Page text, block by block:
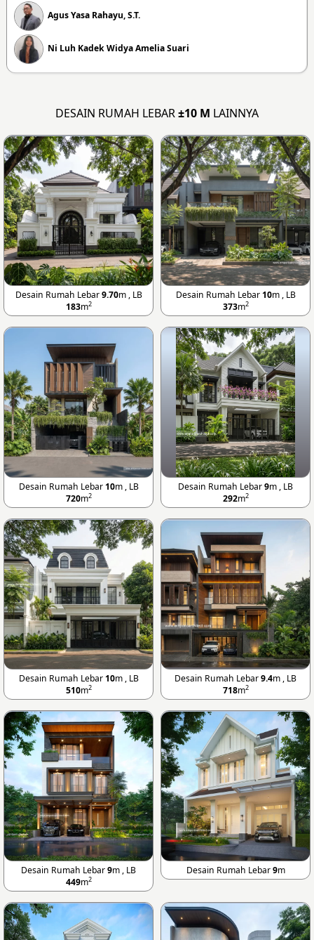
Agus Yasa Rahayu, S.T.
Ni Luh Kadek Widya Amelia Suari
DESAIN RUMAH LEBAR±10 M LAINNYA
Desain Rumah Lebar9.70m , LB
183m2
Desain Rumah Lebar 10m , LB
373m2
Desain Rumah Lebar 10m , LB
720m2
Desain Rumah Lebar9m , LB
292m2
Desain Rumah Lebar 10m , LB
510m2
Desain Rumah Lebar9.4m , LB
718m2
Desain Rumah Lebar9m , LB
449m2
Desain Rumah Lebar9m